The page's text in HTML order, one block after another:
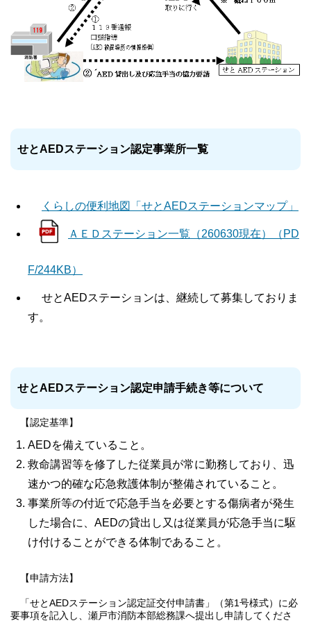
せとAEDステーション認定事業所一覧
くらしの便利地図「せとAEDステーションマップ」
ＡＥＤステーション一覧（260630現在）（PD
F/244KB）
せとAEDステーションは、継続して募集しておりま
す。
せとAEDステーション認定申請手続き等について
【認定基準】
AEDを備えていること。
救命講習等を修了した従業員が常に勤務しており、迅
速かつ的確な応急救護体制が整備されていること。
事業所等の付近で応急手当を必要とする傷病者が発生
した場合に、AEDの貸出し又は従業員が応急手当に駆
け付けることができる体制であること。
【申請方法】
「せとAEDステーション認定証交付申請書」（第1号様式）に必
要事項を記入し、瀬戸市消防本部総務課へ提出し申請してくださ